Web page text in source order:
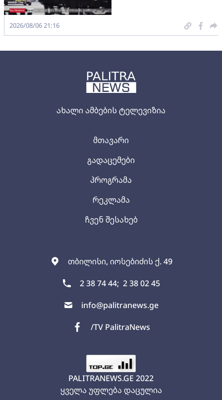
ახალი ამბების ტელევიზია
თბილისი, იოსებიძის ქ. 49
2 38 74 44; 2 38 02 45
info@palitranews.ge
/TV PalitraNews
მთავარი
გადაცემები
პროგრამა
რეკლამა
ჩვენ შესახებ
PALITRANEWS.GE 2022
ყველა უფლება დაცულია
2026/08/06 21:16